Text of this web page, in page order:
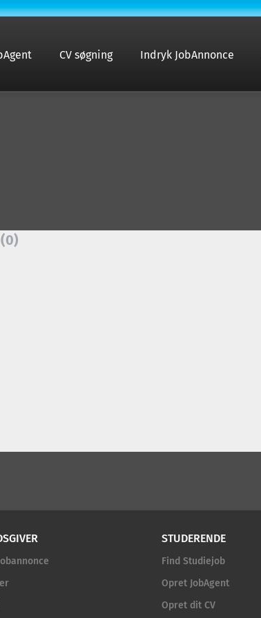
CV søgning Indryk JobAnnonce
STUDERENDE
Find Studiejob
Opret JobAgent
Opret dit CV